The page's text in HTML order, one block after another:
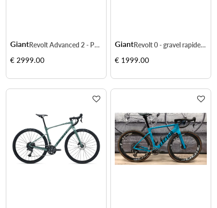
Giant Revolt Advanced 2 - Performance et adaptabilité sur tous les terrains
€ 2999.00
Giant Revolt 0 - gravel rapide et polyvalent
€ 1999.00